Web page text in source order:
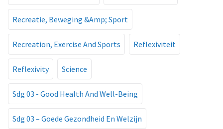
Recreatie, Beweging &Amp; Sport
Recreation, Exercise And Sports Reflexiviteit
Reflexivity Science
Sdg 03 - Good Health And Well-Being
Sdg 03 – Goede Gezondheid En Welzijn